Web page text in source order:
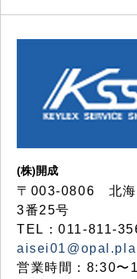
(株)開成
〒003-0806 北海
3番25号
TEL：011-811-
営業時間：8:30〜